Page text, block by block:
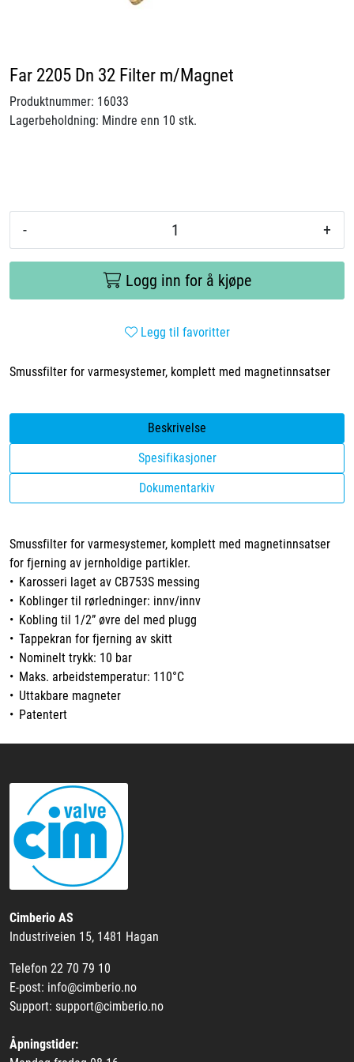
Far 2205 Dn 32 Filter m/Magnet
Produktnummer: 16033
Lagerbeholdning: Mindre enn 10 stk.
- +
Logg inn for å kjøpe
Legg til favoritter
Smussfilter for varmesystemer, komplett med magnetinnsatser
Beskrivelse
Spesifikasjoner
Dokumentarkiv
Smussfilter for varmesystemer, komplett med magnetinnsatser
for fjerning av jernholdige partikler.
• Karosseri laget av CB753S messing
• Koblinger til rørledninger: innv/innv
• Kobling til 1/2” øvre del med plugg
• Tappekran for fjerning av skitt
• Nominelt trykk: 10 bar
• Maks. arbeidstemperatur: 110°C
• Uttakbare magneter
• Patentert
Cimberio AS
Industriveien 15, 1481 Hagan
Telefon 22 70 79 10
E-post: info@cimberio.no
Support: support@cimberio.no
Åpningstider:
Prosjekter
Miljø og bærekraft
Et annerledes selskap